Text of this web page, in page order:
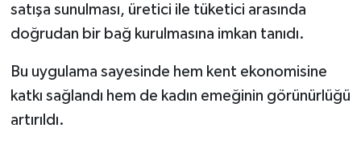
satışa sunulması, üretici ile tüketici arasında
doğrudan bir bağ kurulmasına imkan tanıdı.
Bu uygulama sayesinde hem kent ekonomisine
katkı sağlandı hem de kadın emeğinin görünürlüğü
artırıldı.